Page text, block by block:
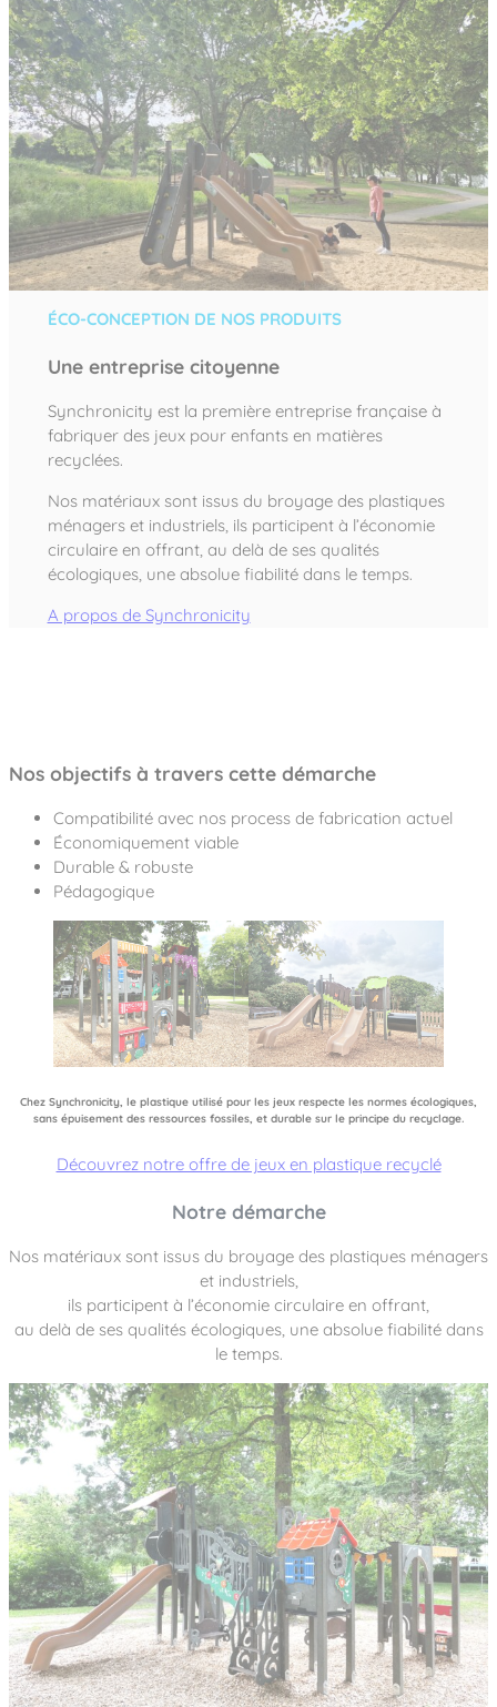
ÉCO-CONCEPTION DE NOS PRODUITS
Une entreprise citoyenne
Synchronicity est la première entreprise française à
fabriquer des jeux pour enfants en matières
recyclées.
Nos matériaux sont issus du broyage des plastiques
ménagers et industriels, ils participent à l’économie
circulaire en offrant, au delà de ses qualités
écologiques, une absolue fiabilité dans le temps.
A propos de Synchronicity
Nos objectifs à travers cette démarche
Compatibilité avec nos process de fabrication actuel
Économiquement viable
Durable & robuste
Pédagogique
Chez Synchronicity, le plastique utilisé pour les jeux respecte les normes écologiques,
sans épuisement des ressources fossiles, et durable sur le principe du recyclage.
Découvrez notre offre de jeux en plastique recyclé
Notre démarche
Nos matériaux sont issus du broyage des plastiques ménagers
et industriels,
ils participent à l’économie circulaire en offrant,
au delà de ses qualités écologiques, une absolue fiabilité dans
le temps.